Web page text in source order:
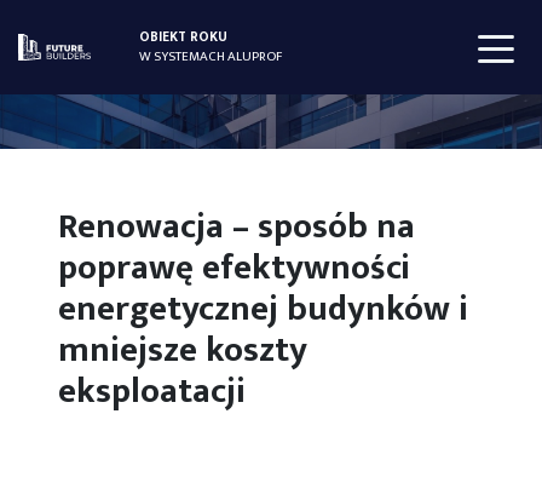
OBIEKT ROKU
W SYSTEMACH ALUPROF
Renowacja – sposób na
poprawę efektywności
energetycznej budynków i
mniejsze koszty
eksploatacji